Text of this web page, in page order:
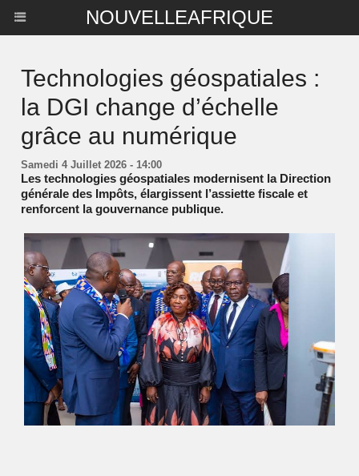
NOUVELLEAFRIQUE
Technologies géospatiales :
la DGI change d’échelle
grâce au numérique
Samedi 4 Juillet 2026 - 14:00
Les technologies géospatiales modernisent la Direction
générale des Impôts, élargissent l’assiette fiscale et
renforcent la gouvernance publique.